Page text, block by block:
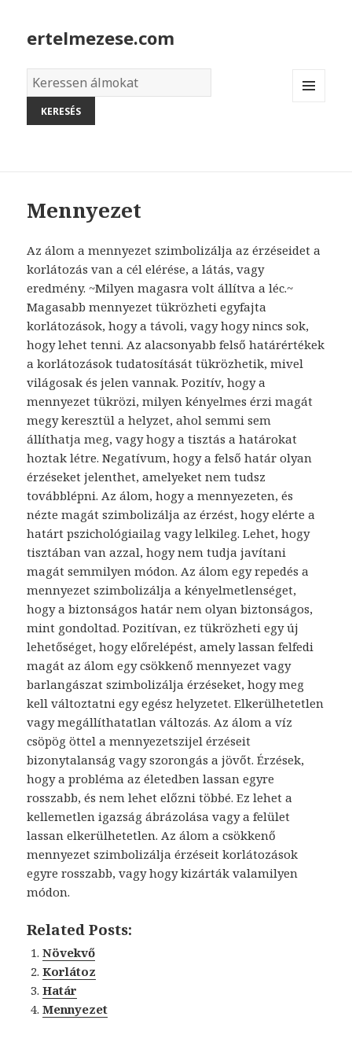
ertelmezese.com
Álmok
szótára
Mennyezet
Az álom a mennyezet szimbolizálja az érzéseidet a
korlátozás van a cél elérése, a látás, vagy
eredmény. ~Milyen magasra volt állítva a léc.~
Magasabb mennyezet tükrözheti egyfajta
korlátozások, hogy a távoli, vagy hogy nincs sok,
hogy lehet tenni. Az alacsonyabb felső határértékek
a korlátozások tudatosítását tükrözhetik, mivel
világosak és jelen vannak. Pozitív, hogy a
mennyezet tükrözi, milyen kényelmes érzi magát
megy keresztül a helyzet, ahol semmi sem
állíthatja meg, vagy hogy a tisztás a határokat
hoztak létre. Negatívum, hogy a felső határ olyan
érzéseket jelenthet, amelyeket nem tudsz
továbblépni. Az álom, hogy a mennyezeten, és
nézte magát szimbolizálja az érzést, hogy elérte a
határt pszichológiailag vagy lelkileg. Lehet, hogy
tisztában van azzal, hogy nem tudja javítani
magát semmilyen módon. Az álom egy repedés a
mennyezet szimbolizálja a kényelmetlenséget,
hogy a biztonságos határ nem olyan biztonságos,
mint gondoltad. Pozitívan, ez tükrözheti egy új
lehetőséget, hogy előrelépést, amely lassan felfedi
magát az álom egy csökkenő mennyezet vagy
barlangászat szimbolizálja érzéseket, hogy meg
kell változtatni egy egész helyzetet. Elkerülhetetlen
vagy megállíthatatlan változás. Az álom a víz
csöpög öttel a mennyezetszijel érzéseit
bizonytalanság vagy szorongás a jövőt. Érzések,
hogy a probléma az életedben lassan egyre
rosszabb, és nem lehet előzni többé. Ez lehet a
kellemetlen igazság ábrázolása vagy a felület
lassan elkerülhetetlen. Az álom a csökkenő
mennyezet szimbolizálja érzéseit korlátozások
egyre rosszabb, vagy hogy kizárták valamilyen
módon.
Related Posts:
Növekvő
Korlátoz
Határ
Mennyezet